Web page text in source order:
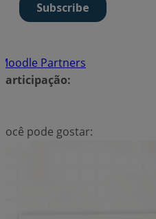
Partners
pode gostar: